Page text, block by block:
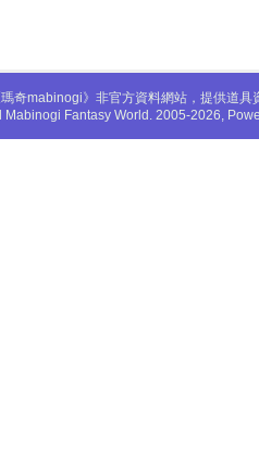
奇mabinogi》非官方資料網站，提供道
Fantasy World. 2005-2026,